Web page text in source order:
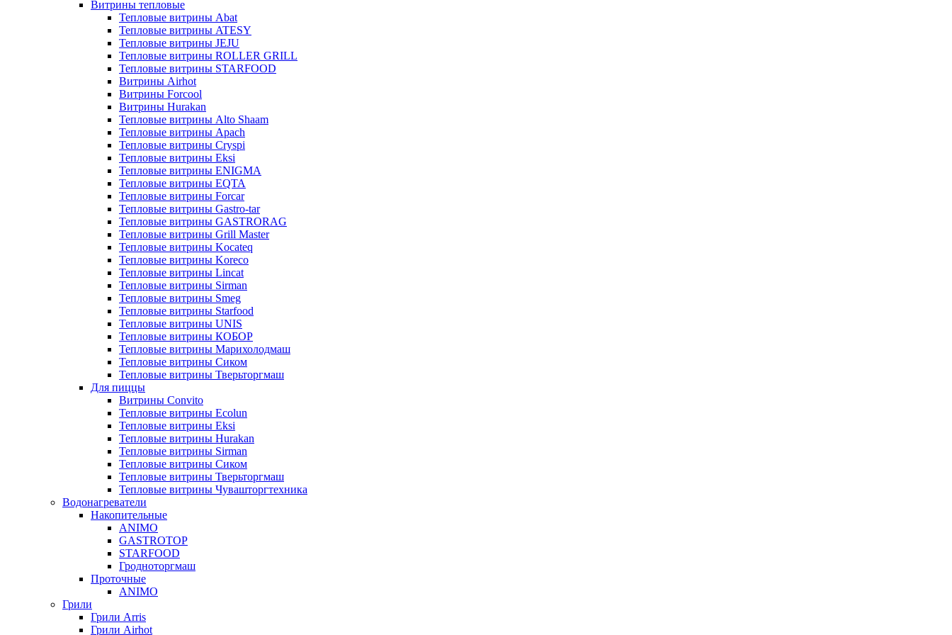
Витрины тепловые
Тепловые витрины Abat
Тепловые витрины ATESY
Тепловые витрины JEJU
Тепловые витрины ROLLER GRILL
Тепловые витрины STARFOOD
Витрины Airhot
Витрины Forcool
Витрины Hurakan
Тепловые витрины Alto Shaam
Тепловые витрины Apach
Тепловые витрины Cryspi
Тепловые витрины Eksi
Тепловые витрины ENIGMA
Тепловые витрины EQTA
Тепловые витрины Forcar
Тепловые витрины Gastro-tar
Тепловые витрины GASTRORAG
Тепловые витрины Grill Master
Тепловые витрины Kocateq
Тепловые витрины Koreco
Тепловые витрины Lincat
Тепловые витрины Sirman
Тепловые витрины Smeg
Тепловые витрины Starfood
Тепловые витрины UNIS
Тепловые витрины КОБОР
Тепловые витрины Марихолодмаш
Тепловые витрины Сиком
Тепловые витрины Тверьторгмаш
Для пиццы
Витрины Convito
Тепловые витрины Ecolun
Тепловые витрины Eksi
Тепловые витрины Hurakan
Тепловые витрины Sirman
Тепловые витрины Сиком
Тепловые витрины Тверьторгмаш
Тепловые витрины Чувашторгтехника
Водонагреватели
Накопительные
ANIMO
GASTROTOP
STARFOOD
Гродноторгмаш
Проточные
ANIMO
Грили
Грили Arris
Грили Airhot